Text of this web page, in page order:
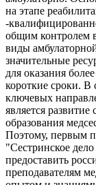
на этапе
-
общим контролем
виды
значительные
для оказания
короткие сроки.
ключевых
является развитие
образования
Поэтому, первым
"Сестринское
предоставить
преподавателям